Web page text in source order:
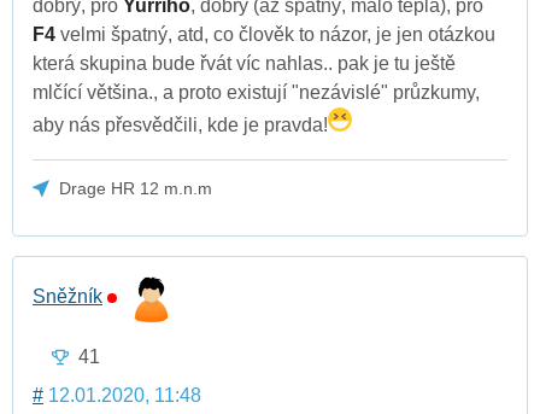
dobrý, pro Yurriho, dobrý (až špatný, málo tepla), pro
F4 velmi špatný, atd, co člověk to názor, je jen otázkou
která skupina bude řvát víc nahlas.. pak je tu ještě
mlčící většina., a proto existují "nezávislé" průzkumy,
aby nás přesvědčili, kde je pravda!
Drage HR 12 m.n.m
Sněžník
41
# 12.01.2020, 11:48